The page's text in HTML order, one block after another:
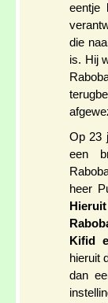
eentje
die
is. Hij
Op 23
een
heer
Kifid
hieruit
dan